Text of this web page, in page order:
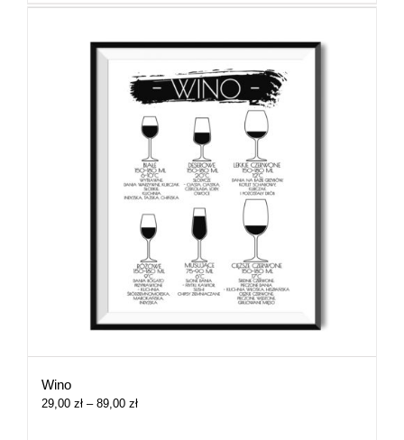
Wino
29,00 zł – 89,00 złZakres